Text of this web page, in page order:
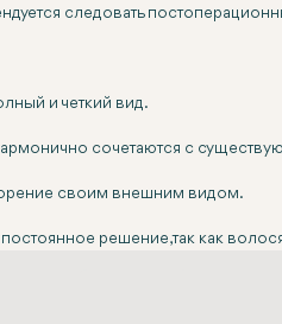
следовать
и четкий вид.
сочетаются с
своим внешним видом.
решение, так как